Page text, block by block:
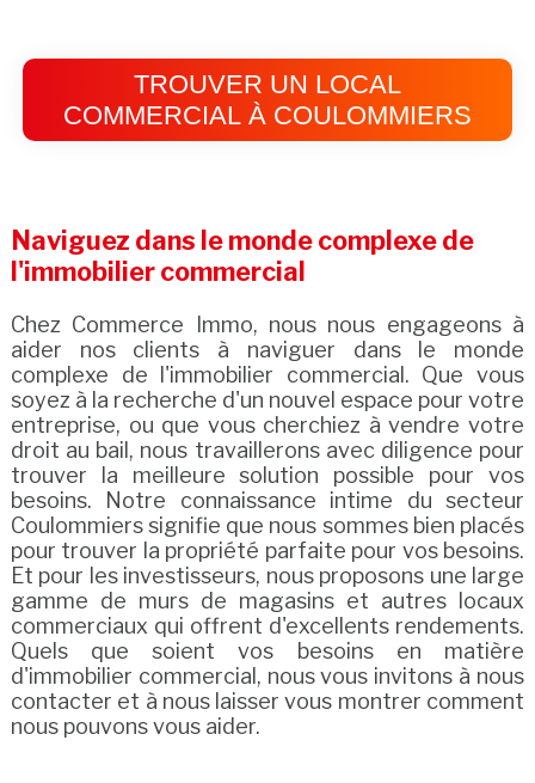
TROUVER UN LOCAL
COMMERCIAL À COULOMMIERS
Naviguez dans le monde complexe de
l'immobilier commercial
Chez Commerce Immo, nous nous engageons à
aider nos clients à naviguer dans le monde
complexe de l'immobilier commercial. Que vous
soyez à la recherche d'un nouvel espace pour votre
entreprise, ou que vous cherchiez à vendre votre
droit au bail, nous travaillerons avec diligence pour
trouver la meilleure solution possible pour vos
besoins. Notre connaissance intime du secteur
Coulommiers signifie que nous sommes bien placés
pour trouver la propriété parfaite pour vos besoins.
Et pour les investisseurs, nous proposons une large
gamme de murs de magasins et autres locaux
commerciaux qui offrent d'excellents rendements.
Quels que soient vos besoins en matière
d'immobilier commercial, nous vous invitons à nous
contacter et à nous laisser vous montrer comment
nous pouvons vous aider.